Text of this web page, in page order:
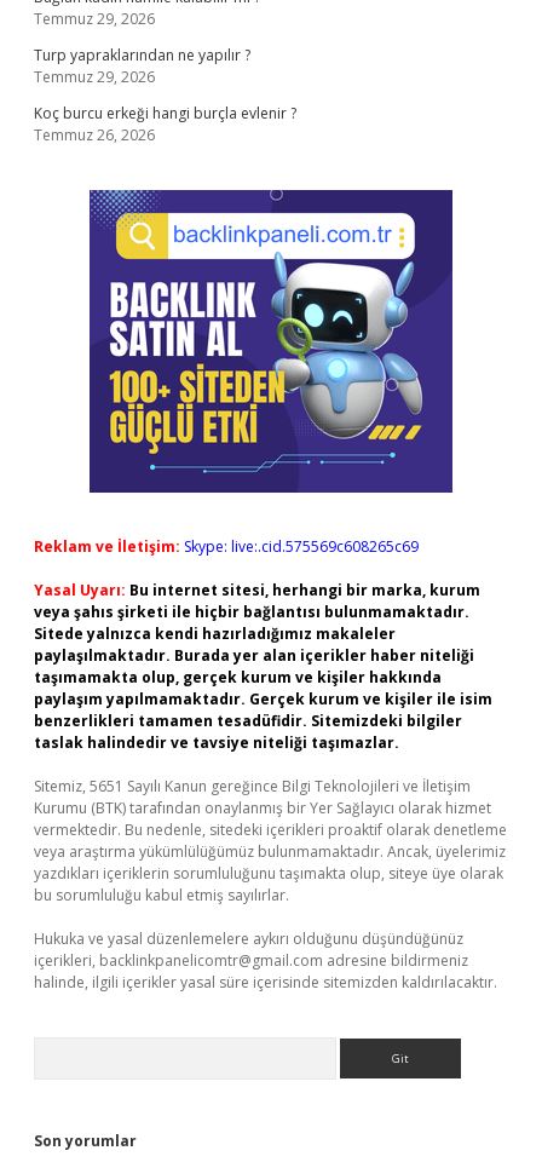
Temmuz 29, 2026
Turp yapraklarından ne yapılır ?
Temmuz 29, 2026
Koç burcu erkeği hangi burçla evlenir ?
Temmuz 26, 2026
Reklam ve İletişim: Skype: live:.cid.575569c608265c69
Yasal Uyarı: Bu internet sitesi, herhangi bir marka, kurum
veya şahıs şirketi ile hiçbir bağlantısı bulunmamaktadır.
Sitede yalnızca kendi hazırladığımız makaleler
paylaşılmaktadır. Burada yer alan içerikler haber niteliği
taşımamakta olup, gerçek kurum ve kişiler hakkında
paylaşım yapılmamaktadır. Gerçek kurum ve kişiler ile isim
benzerlikleri tamamen tesadüfidir. Sitemizdeki bilgiler
taslak halindedir ve tavsiye niteliği taşımazlar.
Sitemiz, 5651 Sayılı Kanun gereğince Bilgi Teknolojileri ve İletişim
Kurumu (BTK) tarafından onaylanmış bir Yer Sağlayıcı olarak hizmet
vermektedir. Bu nedenle, sitedeki içerikleri proaktif olarak denetleme
veya araştırma yükümlülüğümüz bulunmamaktadır. Ancak, üyelerimiz
yazdıkları içeriklerin sorumluluğunu taşımakta olup, siteye üye olarak
bu sorumluluğu kabul etmiş sayılırlar.
Hukuka ve yasal düzenlemelere aykırı olduğunu düşündüğünüz
içerikleri, backlinkpanelicomtr@gmail.com adresine bildirmeniz
halinde, ilgili içerikler yasal süre içerisinde sitemizden kaldırılacaktır.
Son yorumlar